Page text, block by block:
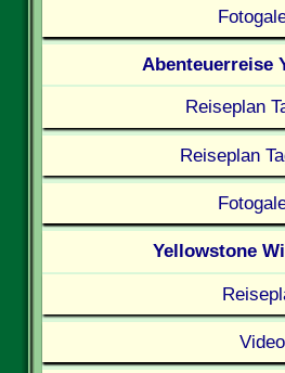
Abenteuerreise
Reiseplan
Reiseplan
Yellowstone
Video